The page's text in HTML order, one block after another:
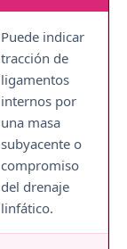
Puede indicar
tracción de
ligamentos
internos por
una masa
subyacente o
compromiso
del drenaje
linfático.